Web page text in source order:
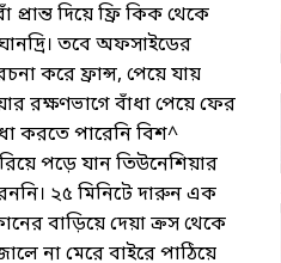
দিয়ে ফ্রি কিক থেকে
তবে অফসাইডের
করে ফ্রান্স, পেয়ে যায়
রক্ষণভাগে বাঁধা পেয়ে ফের
করতে পারেনি বিশ^
পড়ে যান তিউনেশিয়ার
২৫ মিনিটে দারুন এক
বাড়িয়ে দেয়া ক্রস থেকে
না মেরে বাইরে পাঠিয়ে